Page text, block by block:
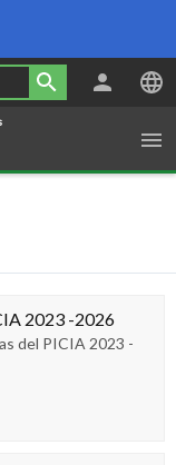
2023 -2026
del PICIA 2023 -